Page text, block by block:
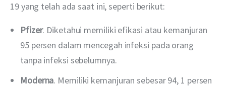
19 yang telah ada saat ini, seperti berikut:
Pfizer. Diketahui memiliki efikasi atau kemanjuran
95 persen dalam mencegah infeksi pada orang
tanpa infeksi sebelumnya.
Moderna. Memiliki kemanjuran sebesar 94, 1 persen